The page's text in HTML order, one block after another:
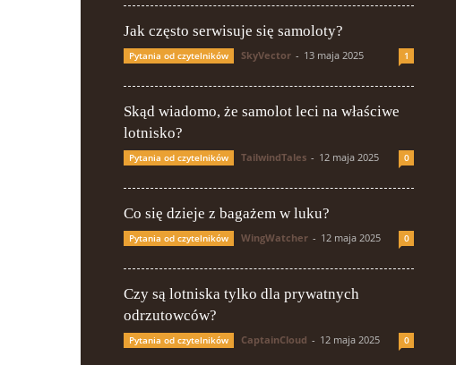
Jak często serwisuje się samoloty?
Pytania od czytelników SkyVector - 13 maja 2025 1
Skąd wiadomo, że samolot leci na właściwe
lotnisko?
Pytania od czytelników TailwindTales - 12 maja 2025 0
Co się dzieje z bagażem w luku?
Pytania od czytelników WingWatcher - 12 maja 2025 0
Czy są lotniska tylko dla prywatnych
odrzutowców?
Pytania od czytelników CaptainCloud - 12 maja 2025 0